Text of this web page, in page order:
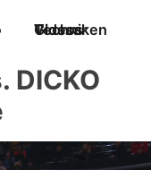
Techniken
Videos
Glossar
DICKO